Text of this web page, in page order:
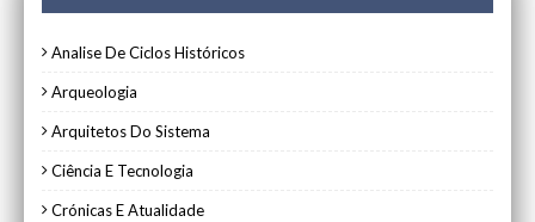
Analise De Ciclos Históricos
Arqueologia
Arquitetos Do Sistema
Ciência E Tecnologia
Crónicas E Atualidade